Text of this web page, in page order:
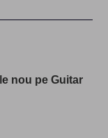
nou pe Guitar